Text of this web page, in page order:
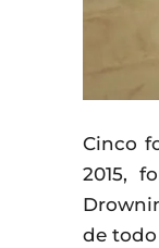
Cinco
2015,
de